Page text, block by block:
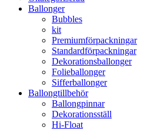
Ballonger
Bubbles
kit
Premium­förpackningar
Standard­­förpackningar
Dekorations­ballonger
Folie­­­ballonger
Siffer­­ballonger
Ballong­tillbehör
Ballongpinnar
Dekorationsställ
Hi-Float